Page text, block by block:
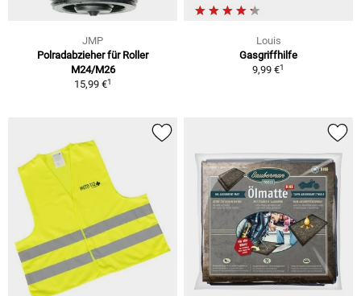
JMP
Polradabzieher für Roller
M24/M26
15,99 €1
Louis
Gasgriffhilfe
9,99 €1